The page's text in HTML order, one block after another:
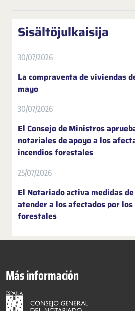
Sisältöjulkaisija
30/07/2026
La compraventa de viviendas
mayo
30/07/2026
El Consejo de Ministros
notariales de apoyo a los
incendios forestales
25/07/2026
El Notariado activa medidas
atender a los afectados por los
forestales
Más información